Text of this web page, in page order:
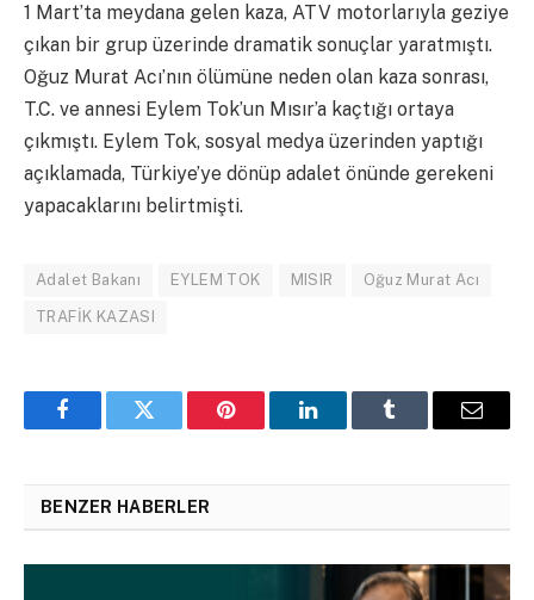
1 Mart’ta meydana gelen kaza, ATV motorlarıyla geziye
çıkan bir grup üzerinde dramatik sonuçlar yaratmıştı.
Oğuz Murat Acı’nın ölümüne neden olan kaza sonrası,
T.C. ve annesi Eylem Tok’un Mısır’a kaçtığı ortaya
çıkmıştı. Eylem Tok, sosyal medya üzerinden yaptığı
açıklamada, Türkiye’ye dönüp adalet önünde gerekeni
yapacaklarını belirtmişti.
Adalet Bakanı EYLEM TOK MISIR Oğuz Murat Acı
TRAFİK KAZASI
FacebookTwitter Pinterest LinkedInTumblr Email
BENZER HABERLER